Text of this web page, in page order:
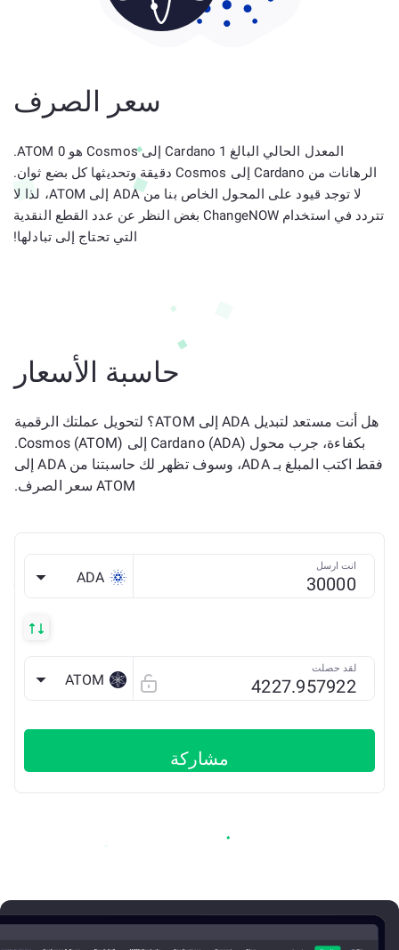
سعر الصرف
المعدل الحالي البالغ 1 Cardano إلى Cosmos هو 0 ATOM.
الرهانات من Cardano إلى Cosmos دقيقة وتحديثها كل بضع ثوان.
لا توجد قيود على المحول الخاص بنا من ADA إلى ATOM، لذا لا
تتردد في استخدام ChangeNOW بغض النظر عن عدد القطع النقدية
التي تحتاج إلى تبادلها!
حاسبة الأسعار
هل أنت مستعد لتبديل ADA إلى ATOM؟ لتحويل عملتك الرقمية
بكفاءة، جرب محول Cardano (ADA) إلى Cosmos (ATOM).
فقط اكتب المبلغ بـ ADA، وسوف تظهر لك حاسبتنا من ADA إلى
ATOM سعر الصرف.
انت ارسل
ADA
لقد حصلت
ATOM
مشاركة